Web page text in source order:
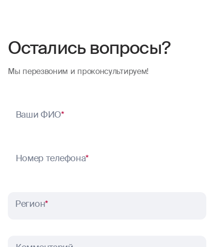
Остались вопросы?
Мы перезвоним и проконсультируем!
Ваши ФИО*
Номер телефона*
Регион*